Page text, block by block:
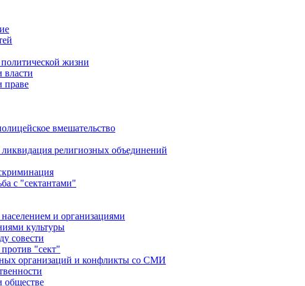
жизни
власти
праве
вмешательство
религиозных объединений
с "сектантами"
и организациями
культуры
совести
"сект"
организаций и конфликты со СМИ
обществе